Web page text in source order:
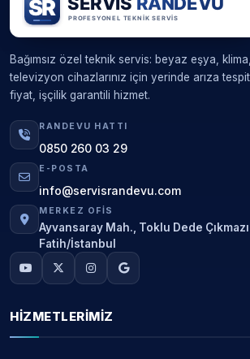
Bağımsız özel teknik servis: beyaz eşya,
televizyon cihazlarınız için yerinde arıza
fiyat, işçilik garantili hizmet.
RANDEVU HATTI
0850 260 03 29
E-POSTA
info@servisrandevu.com
MERKEZ OFIS
Ayvansaray Mah., Toklu Dede
Fatih/İstanbul
HIZMETLERIMIZ